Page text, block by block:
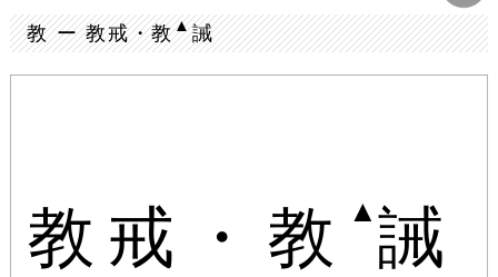
教 ー 教戒・教▲誡
教戒・教 ▲ 誡